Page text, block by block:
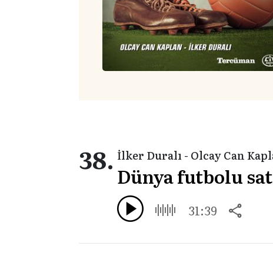
38. İlker Duralı - Olcay Can
Dünya futbolu
31:39